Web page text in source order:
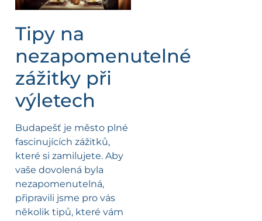
Tipy na
nezapomenutelné
zážitky při
výletech
Budapešť je město plné
fascinujících zážitků,
které si zamilujete. Aby
vaše dovolená byla
nezapomenutelná,
připravili jsme pro vás
několik tipů, které vám